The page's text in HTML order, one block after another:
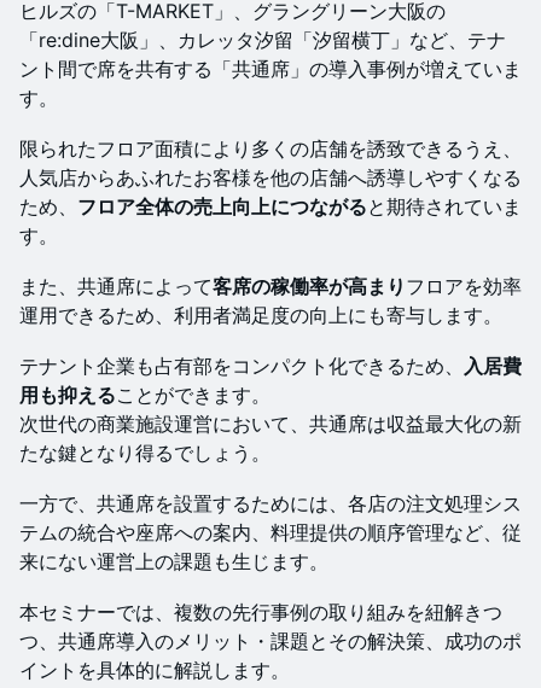
ヒルズの「T-MARKET」、グラングリーン大阪の
「re:dine大阪」、カレッタ汐留「汐留横丁」など、テナ
ント間で席を共有する「共通席」の導入事例が増えていま
す。
限られたフロア面積により多くの店舗を誘致できるうえ、
人気店からあふれたお客様を他の店舗へ誘導しやすくなる
ため、 フロア全体の売上向上につながると期待されていま
す。
また、共通席によって客席の稼働率が高まり フロアを効率
運用できるため、利用者満足度の向上にも寄与します。
テナント企業も占有部をコンパクト化できるため、 入居費
用も抑えることができます。
次世代の商業施設運営において、共通席は収益最大化の新
たな鍵となり得るでしょう。
一方で、共通席を設置するためには、各店の注文処理シス
テムの統合や座席への案内、料理提供の順序管理など、従
来にない運営上の課題も生じます。
本セミナーでは、複数の先行事例の取り組みを紐解きつ
つ、共通席導入のメリット・課題とその解決策、成功のポ
イントを具体的に解説します。